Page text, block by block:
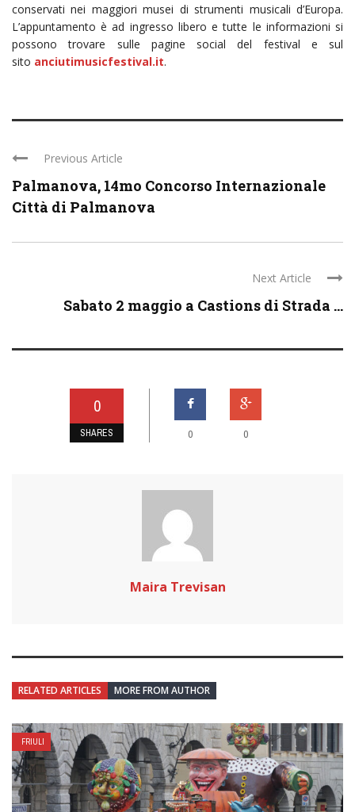
conservati nei maggiori musei di strumenti musicali d’Europa.
L’appuntamento è ad ingresso libero e tutte le informazioni si
possono trovare sulle pagine social del festival e sul
sito anciutimusicfestival.it.
Previous Article
Palmanova, 14mo Concorso Internazionale
Città di Palmanova
Next Article
Sabato 2 maggio a Castions di Strada ...
0
SHARES 0 0
Maira Trevisan
RELATED ARTICLES MORE FROM AUTHOR
FRIULI